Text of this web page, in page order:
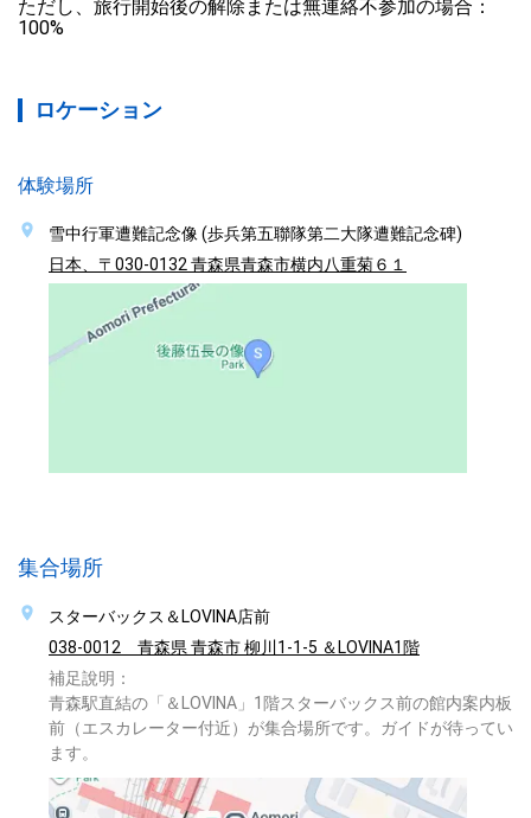
ただし、旅行開始後の解除または無連絡不参加の場合：
100%
ロケーション
体験場所
雪中行軍遭難記念像 (歩兵第五聯隊第二大隊遭難記念碑)
日本、〒030-0132 青森県青森市横内八重菊６１
集合場所
スターバックス＆LOVINA店前
038-0012 青森県 青森市 柳川1-1-5 ＆LOVINA1階
補足說明：
青森駅直結の「＆LOVINA」1階スターバックス前の館内案内板
前（エスカレーター付近）が集合場所です。ガイドが待ってい
ます。